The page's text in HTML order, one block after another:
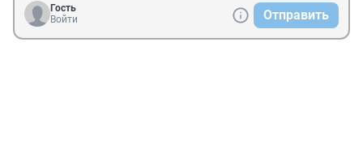
Гость
Войти
Отправить